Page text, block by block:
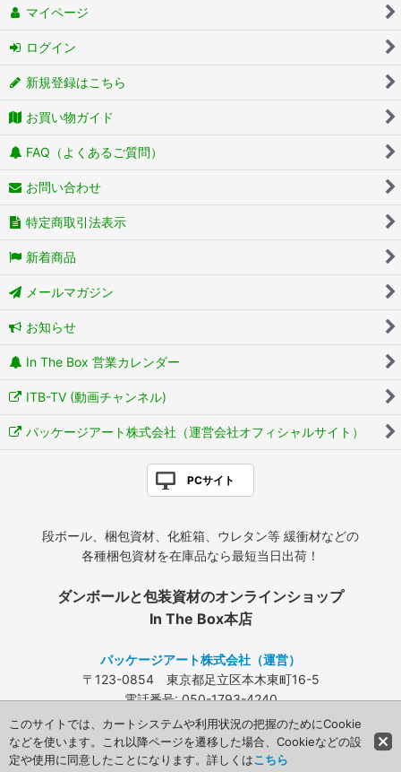
マイページ
ログイン
新規登録はこちら
お買い物ガイド
FAQ（よくあるご質問）
お問い合わせ
特定商取引法表示
新着商品
メールマガジン
お知らせ
In The Box 営業カレンダー
ITB-TV (動画チャンネル)
パッケージアート株式会社（運営会社オフィシャルサイト）
PCサイト
段ボール、梱包資材、化粧箱、ウレタン等 緩衝材などの
各種梱包資材を在庫品なら最短当日出荷！
ダンボールと包装資材のオンラインショップ
In The Box本店
パッケージアート株式会社（運営）
〒123-0854 東京都足立区本木東町16-5
電話番号: 050-1793-4240
FAX: 03-3840-4424
メールアドレス:info@packageart.co.jp
Copyright (C) 2008 Packageart. All Rights Reserved.
このサイトでは、カートシステムや利用状況の把握のためにCookie
などを使います。これ以降ページを遷移した場合、Cookieなどの設
定や使用に同意したことになります。詳しくはこちら